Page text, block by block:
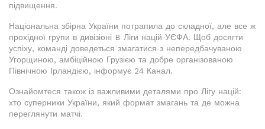
підвищення.
Національна збірна України потрапила до складної, але все ж
прохідної групи в дивізіоні B Ліги націй УЄФА. Щоб досягти
успіху, команді доведеться змагатися з непередбачуваною
Угорщиною, амбіційною Грузією та добре організованою
Північною Ірландією, інформує 24 Канал.
Ознайомтеся також із важливими деталями про Лігу націй:
хто суперники України, який формат змагань та де можна
переглянути матчі.